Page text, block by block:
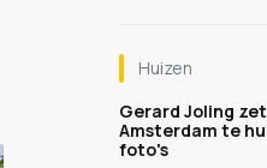
Huizen
Gerard Joling
Amsterdam te
foto's